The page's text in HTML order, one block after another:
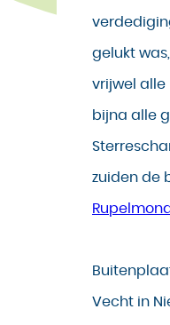
gelukt
vrijwel alle
bijna alle
zuiden de
Vecht in